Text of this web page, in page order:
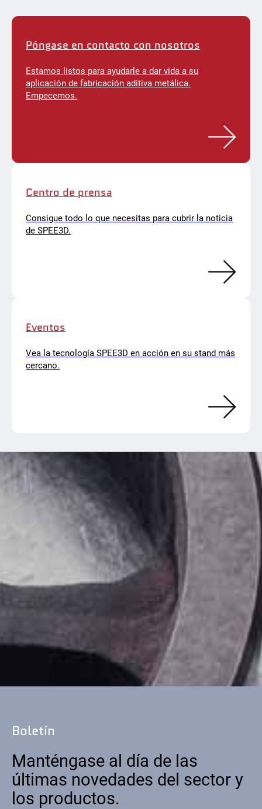
Póngase en contacto con nosotros
Estamos listos para ayudarle a dar vida a su
aplicación de fabricación aditiva metálica.
Empecemos.
Centro de prensa
Consigue todo lo que necesitas para cubrir la noticia
de SPEE3D.
Eventos
Vea la tecnología SPEE3D en acción en su stand más
cercano.
Boletín
Manténgase al día de las
últimas novedades del sector y
los productos.